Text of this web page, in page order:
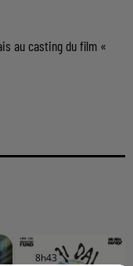
au casting du film «
8h43
8h43